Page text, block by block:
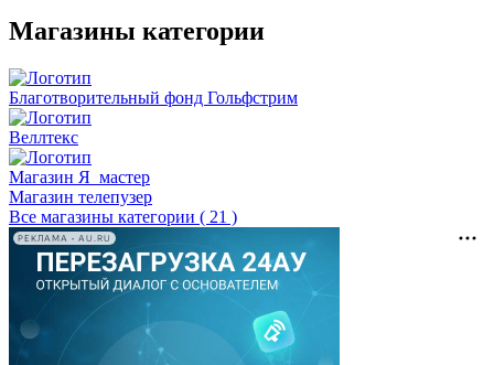
Магазины категории
Благотворительный фонд Гольфстрим
Веллтекс
Магазин Я_мастер
Магазин телепузер
Все магазины категории ( 21 )
РЕКЛАМА • AU.RU